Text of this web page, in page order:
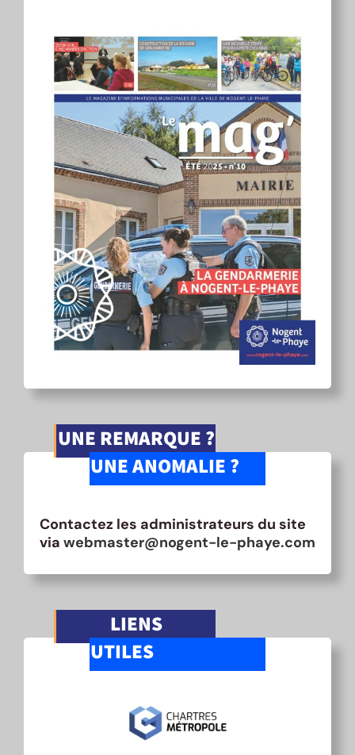
UNE REMARQUE ?
UNE ANOMALIE ?
Contactez les administrateurs du site
via webmaster@nogent-le-phaye.com
LIENS
UTILES